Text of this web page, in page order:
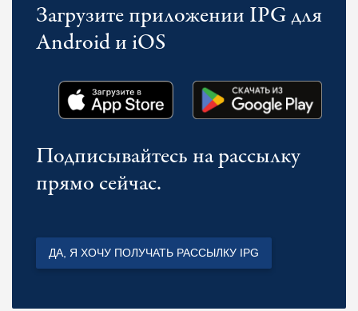
Загрузите приложении IPG для
Android и iOS
Подписывайтесь на рассылку
прямо сейчас.
ДА, Я ХОЧУ ПОЛУЧАТЬ РАССЫЛКУ IPG